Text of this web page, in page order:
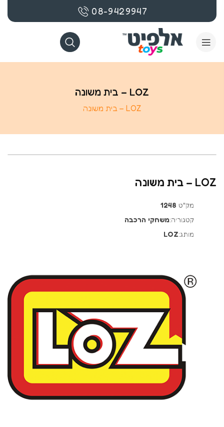
08-9429947
LOZ – בית משונה
LOZ – בית משונה
LOZ – בית משונה
מק"ט 1248
קטגוריה:משחקי הרכבה
מותג:LOZ